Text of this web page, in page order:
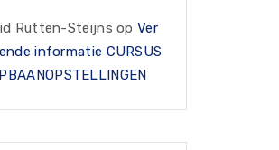
Rutten-Steijns opVer
informatie CURSUS